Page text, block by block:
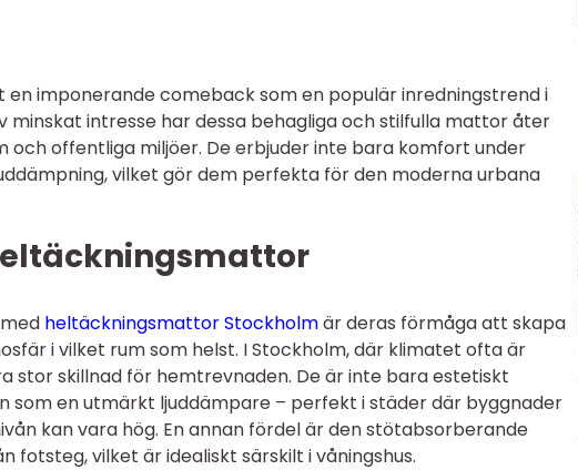
imponerande comeback som en populär inredningstrend i
minskat intresse har dessa behagliga och stilfulla mattor åter
och offentliga miljöer. De erbjuder inte bara komfort under
vilket gör dem perfekta för den moderna urbana
heltäckningsmattor Stockholmär deras förmåga att skapa
i vilket rum som helst. I Stockholm, där klimatet ofta är
stor skillnad för hemtrevnaden. De är inte bara estetiskt
som en utmärkt ljuddämpare – perfekt i städer där byggnader
kan vara hög. En annan fördel är den stötabsorberande
fotsteg, vilket är idealiskt särskilt i våningshus.